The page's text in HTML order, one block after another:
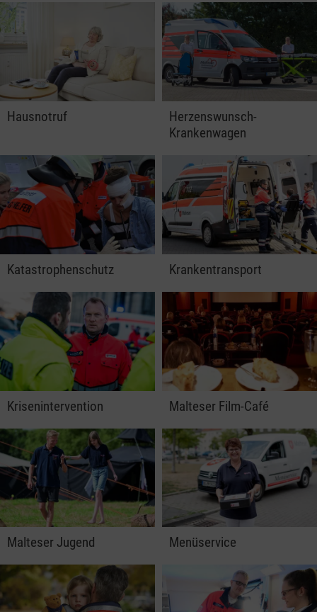
Hausnotruf
Herzenswunsch-
Krankenwagen
Katastrophenschutz Krankentransport
Krisenintervention Malteser Film-Café
Malteser Jugend Menüservice